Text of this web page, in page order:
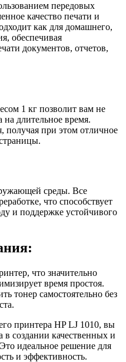
передовых
качество печати и
как для домашнего,
обеспечивая
документов, отчетов,
1 кг позволит вам не
на длительное время.
получая при этом отличное
среды. Все
что способствует
и поддержке устойчивого
что значительно
время простоя.
тонер самостоятельно без
принтера HP LJ 1010, вы
создании качественных и
идеальное решение для
и эффективность.